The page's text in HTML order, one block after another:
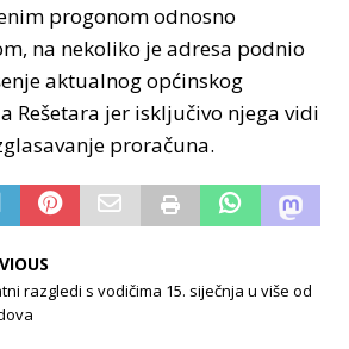
progonom odnosno
na nekoliko je adresa podnio
aktualnog općinskog
Rešetara jer isključivo njega vidi
proračuna.
razgledi s vodičima 15. siječnja u više od